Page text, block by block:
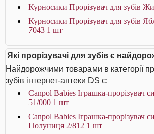
Курносики Прорізувач для зубів
Курносики Прорізувач для зубів
7043 1 шт
Які прорізувачі для зубів є
Найдорожчими товарами в категорії
зубів інтернет-аптеки DS є:
Canpol Babies Іграшка-прорізувач
51/000 1 шт
Canpol Babies Іграшка-прорізувач
Полуниця 2/812 1 шт